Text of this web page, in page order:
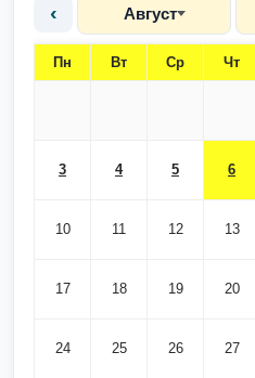
‹ Август
Пн Вт Ср Чт
3 4 5 6
10 11 12 13
17 18 19 20
24 25 26 27